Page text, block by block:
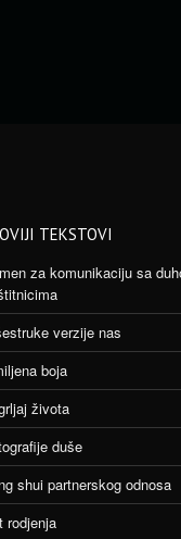
TEKSTOVI
za komunikaciju sa
verzije nas
boja
života
duše
shui partnerskog odnosa
rodjenja